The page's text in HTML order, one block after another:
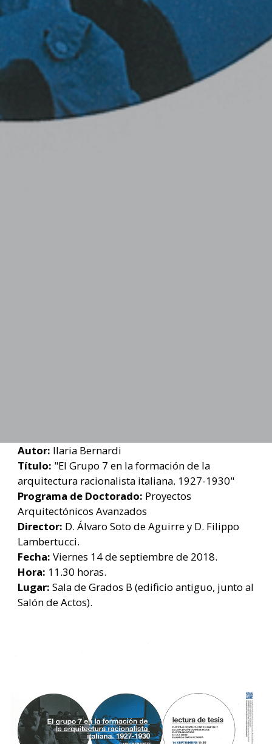
Autor: Ilaria Bernardi
Título: "El Grupo 7 en la formación de la
arquitectura racionalista italiana. 1927-1930"
Programa de Doctorado: Proyectos
Arquitectónicos Avanzados
Director: D. Álvaro Soto de Aguirre y D. Filippo
Lambertucci.
Fecha: Viernes 14 de septiembre de 2018.
Hora: 11.30 horas.
Lugar: Sala de Grados B (edificio antiguo, junto al
Salón de Actos).